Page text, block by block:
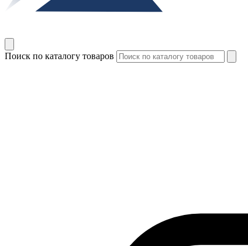
Поиск по каталогу товаров